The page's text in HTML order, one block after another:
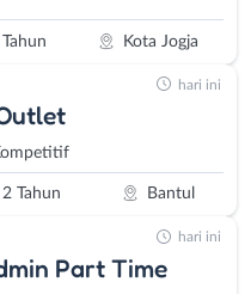
Kota Jogja
Tahun Bantul
hari ini
Part Time
hari ini